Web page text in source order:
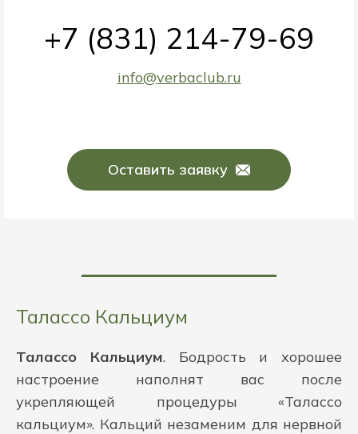
+7 (831) 214-79-69
info@verbaclub.ru
Оставить заявку
Талассо Кальциум
Талассо Кальциум. Бодрость и хорошее
настроение наполнят вас после
укрепляющей процедуры «Талассо
кальциум». Кальций незаменим для нервной